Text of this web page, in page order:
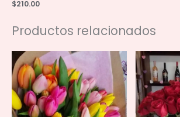
$210.00
Productos relacionados